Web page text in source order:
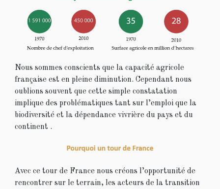
Nous sommes conscients que la capacité agricole
française est en pleine diminution. Cependant nous
oublions souvent que cette simple constatation
implique des problématiques tant sur l’emploi que la
biodiversité et la dépendance vivrière du pays et du
continent .
Avec ce tour de France nous créons l’opportunité de
rencontrer sur le terrain, les acteurs de la transition